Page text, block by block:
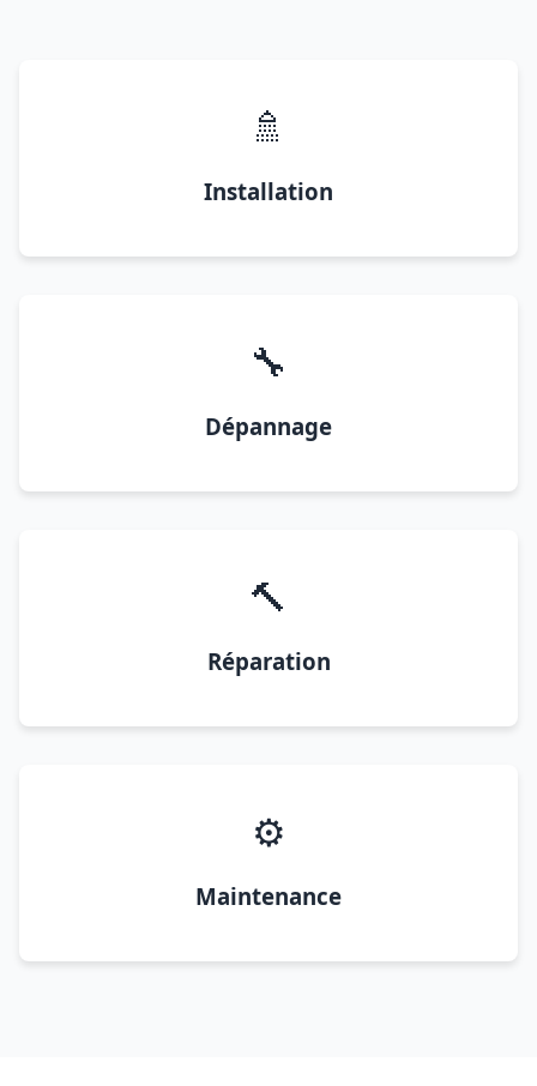
🚿
Installation
🔧
Dépannage
🔨
Réparation
⚙️
Maintenance